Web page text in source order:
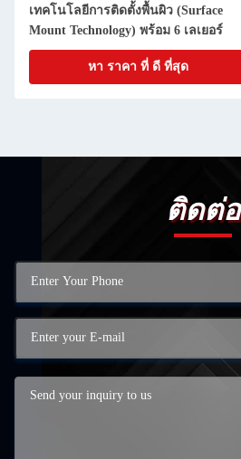
เทคโนโลยีการติดตั้งพื้นผิว (Surface
Mount Technology) พร้อม 6 เลเยอร์
หา ราคา ที่ ดี ที่สุด
ติดต่อ